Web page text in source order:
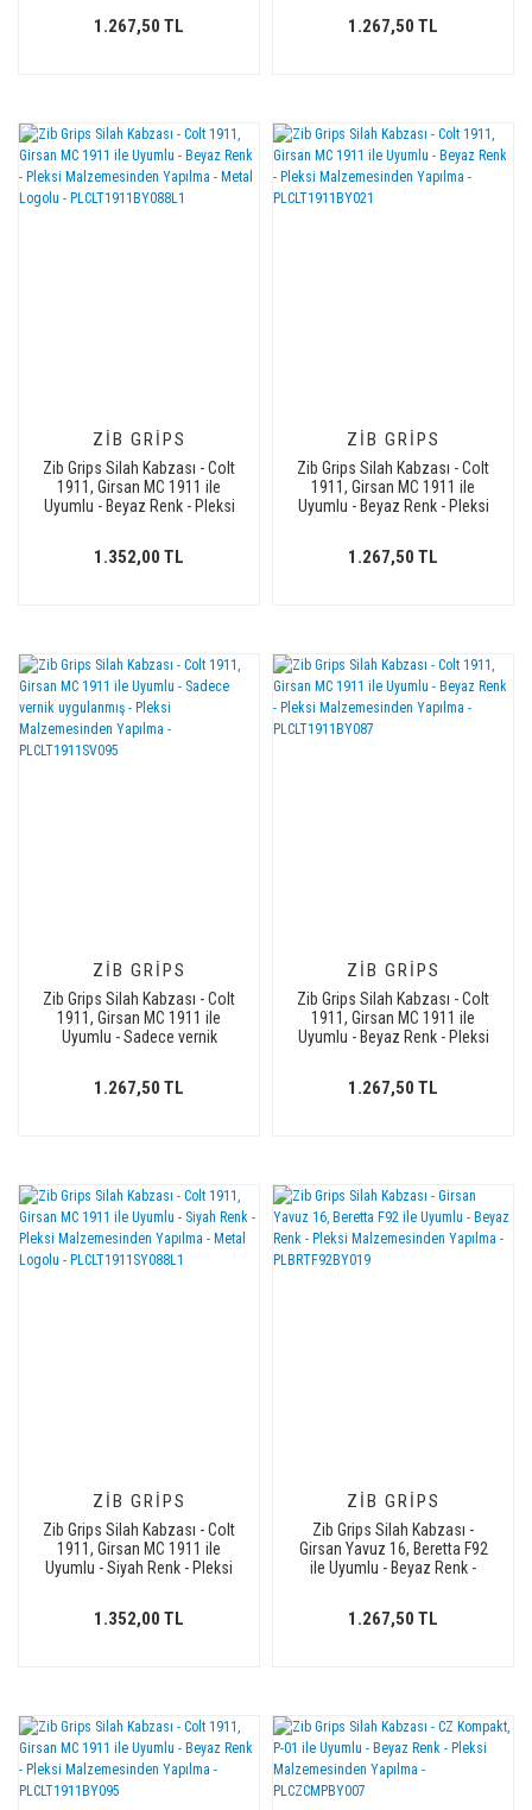
1.267,50 TL 1.267,50 TL
ZIB GRIPS
Zib Grips Silah Kabzası - Colt
1911, Girsan MC 1911 ile
Uyumlu - Beyaz Renk - Pleksi
PLCLT1911BY088L1
1.352,00 TL
ZIB GRIPS
Zib Grips Silah Kabzası - Colt
1911, Girsan MC 1911 ile
Uyumlu - Beyaz Renk - Pleksi
1.267,50 TL
ZIB GRIPS
Zib Grips Silah Kabzası - Colt
1911, Girsan MC 1911 ile
Uyumlu - Sadece vernik
PLCLT1911SV095
1.267,50 TL
ZIB GRIPS
Zib Grips Silah Kabzası - Colt
1911, Girsan MC 1911 ile
Uyumlu - Beyaz Renk - Pleksi
1.267,50 TL
ZIB GRIPS
Zib Grips Silah Kabzası - Colt
1911, Girsan MC 1911 ile
Uyumlu - Siyah Renk - Pleksi
PLCLT1911SY088L1
1.352,00 TL
ZIB GRIPS
Zib Grips Silah Kabzası -
Girsan Yavuz 16, Beretta F92
ile Uyumlu - Beyaz Renk -
1.267,50 TL